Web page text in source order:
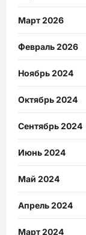
Март 2026
Февраль 2026
Ноябрь 2024
Октябрь 2024
Сентябрь 2024
Июнь 2024
Май 2024
Апрель 2024
Март 2024